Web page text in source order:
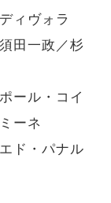
ィヴォラ
田一政／杉
ール・コイ
ーネ
ド・パナル